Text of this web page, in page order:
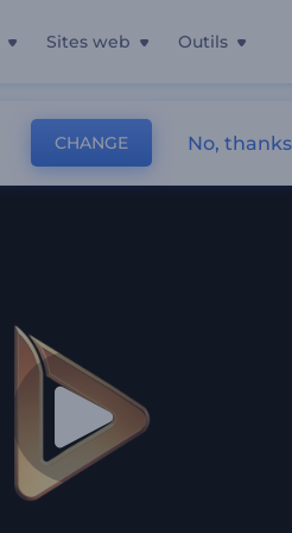
Sites web Outils
CHANGE No, thanks